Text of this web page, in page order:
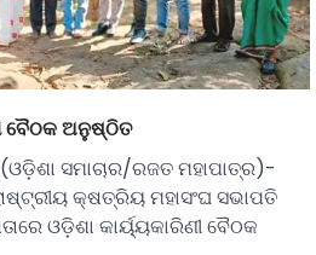
ବୈଠକ ଅନୁଷ୍ଠିତ
ସମାଚାର/ରଜତ ମହାପାତ୍ର)-
କ୍ଷତ୍ରିୟ ମହାସଂଘ ସଭାପତି
ଓଡ଼ିଶା କାର୍ୟ୍ୟକାରିଣୀ ବୈଠକ